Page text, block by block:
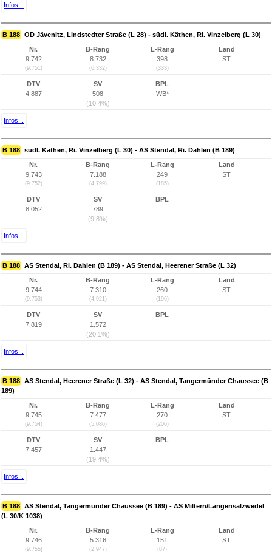
Infos...
B 188 OD Jävenitz, Lindstedter Straße (L 28) - südl. Käthen, Ri. Vinzelberg (L 30)
Nr.
9.742
(9.751)
B-Rang
8.732
(6.332)
L-Rang
398
(333)
Land
ST
DTV
4.887
SV
508
(10,4%)
BPL
WB*
Infos...
B 188 südl. Käthen, Ri. Vinzelberg (L 30) - AS Stendal, Ri. Dahlen (B 189)
Nr.
9.743
(9.752)
B-Rang
7.188
(4.799)
L-Rang
249
(185)
Land
ST
DTV
8.052
SV
789
(9,8%)
BPL
Infos...
B 188 AS Stendal, Ri. Dahlen (B 189) - AS Stendal, Heerener Straße (L 32)
Nr.
9.744
(9.753)
B-Rang
7.310
(4.921)
L-Rang
260
(196)
Land
ST
DTV
7.819
SV
1.572
(20,1%)
BPL
Infos...
B 188 AS Stendal, Heerener Straße (L 32) - AS Stendal, Tangermünder Chaussee (B
189)
Nr.
9.745
(9.754)
B-Rang
7.477
(5.086)
L-Rang
270
(206)
Land
ST
DTV
7.457
SV
1.447
(19,4%)
BPL
Infos...
B 188 AS Stendal, Tangermünder Chaussee (B 189) - AS Miltern/Langensalzwedel
(L 30/K 1038)
Nr.
9.746
(9.755)
B-Rang
5.316
(2.947)
L-Rang
151
(87)
Land
ST